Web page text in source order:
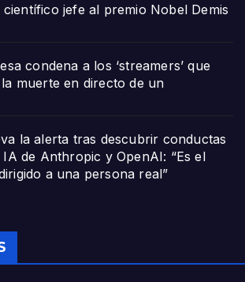
jefe al premio Nobel Demis
condena a los ‘streamers’ que
muerte en directo de un
la alerta tras descubrir conductas
de Anthropic y OpenAI: “Es el
a una persona real”